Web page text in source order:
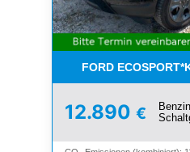
FORD
12.890 €